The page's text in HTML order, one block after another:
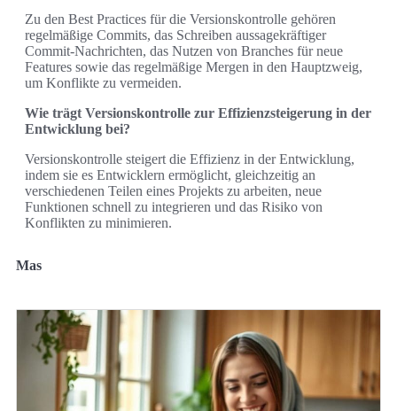
Zu den Best Practices für die Versionskontrolle gehören
regelmäßige Commits, das Schreiben aussagekräftiger
Commit-Nachrichten, das Nutzen von Branches für neue
Features sowie das regelmäßige Mergen in den Hauptzweig,
um Konflikte zu vermeiden.
Wie trägt Versionskontrolle zur Effizienzsteigerung in der
Entwicklung bei?
Versionskontrolle steigert die Effizienz in der Entwicklung,
indem sie es Entwicklern ermöglicht, gleichzeitig an
verschiedenen Teilen eines Projekts zu arbeiten, neue
Funktionen schnell zu integrieren und das Risiko von
Konflikten zu minimieren.
Mas